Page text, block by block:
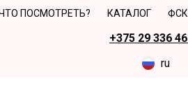
ПОСМОТРЕТЬ? КАТАЛОГ
+375 29 336
ru